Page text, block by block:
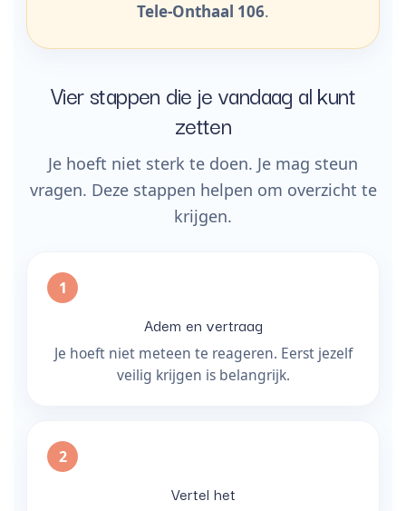
Tele-Onthaal 106.
Vier stappen die je vandaag al kunt
zetten
Je hoeft niet sterk te doen. Je mag steun
vragen. Deze stappen helpen om overzicht te
krijgen.
Adem en vertraag
Je hoeft niet meteen te reageren. Eerst jezelf
veilig krijgen is belangrijk.
Vertel het